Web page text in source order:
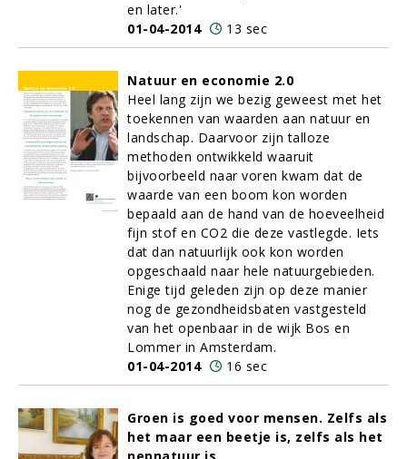
en later.'
01-04-2014
13 sec
Natuur en economie 2.0
Heel lang zijn we bezig geweest met het
toekennen van waarden aan natuur en
landschap. Daarvoor zijn talloze
methoden ontwikkeld waaruit
bijvoorbeeld naar voren kwam dat de
waarde van een boom kon worden
bepaald aan de hand van de hoeveelheid
fijn stof en CO2 die deze vastlegde. Iets
dat dan natuurlijk ook kon worden
opgeschaald naar hele natuurgebieden.
Enige tijd geleden zijn op deze manier
nog de gezondheidsbaten vastgesteld
van het openbaar in de wijk Bos en
Lommer in Amsterdam.
01-04-2014
16 sec
Groen is goed voor mensen. Zelfs als
het maar een beetje is, zelfs als het